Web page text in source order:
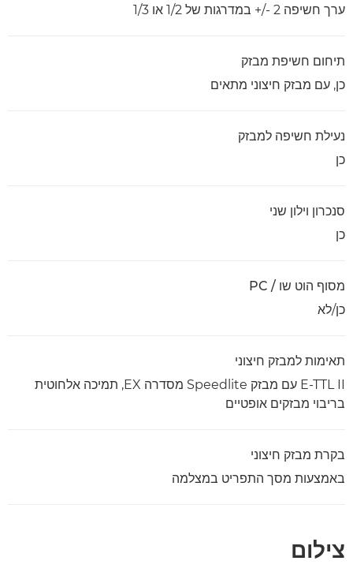
ערך חשיפה ‎+/- 2 במדרגות של 1/2 או 1/3
תיחום חשיפת מבזק
כן, עם מבזק חיצוני מתאים
נעילת חשיפה למבזק
כן
סנכרון וילון שני
כן
מסוף הוט שו / PC
כן/לא
תאימות למבזק חיצוני
E-TTL II עם מבזק Speedlite מסדרה EX, תמיכה אלחוטית
בריבוי מבזקים אופטיים
בקרת מבזק חיצוני
באמצעות מסך התפריט במצלמה
צילום